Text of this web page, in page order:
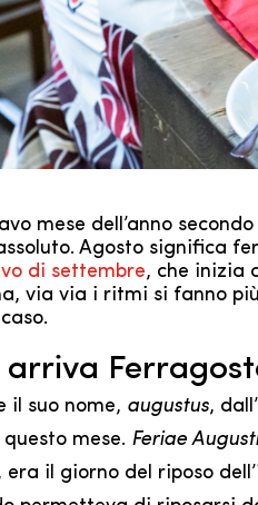
mese dell’anno
Agosto significa
di settembre, che inizia
via via i ritmi si fanno
arriva
il suo nome, augustus, dall’
mese. Feriae Augusti
era il giorno del riposo